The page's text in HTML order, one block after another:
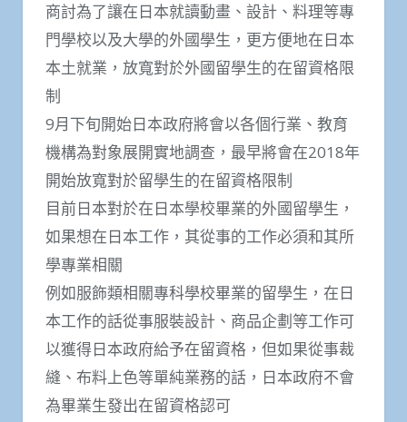
商討為了讓在日本就讀動畫、設計、料理等專
門學校以及大學的外國學生，更方便地在日本
本土就業，放寬對於外國留學生的在留資格限
制
9月下旬開始日本政府將會以各個行業、教育
機構為對象展開實地調查，最早將會在2018年
開始放寬對於留學生的在留資格限制
目前日本對於在日本學校畢業的外國留學生，
如果想在日本工作，其從事的工作必須和其所
學專業相關
例如服飾類相關專科學校畢業的留學生，在日
本工作的話從事服裝設計、商品企劃等工作可
以獲得日本政府給予在留資格，但如果從事裁
縫、布料上色等單純業務的話，日本政府不會
為畢業生發出在留資格認可